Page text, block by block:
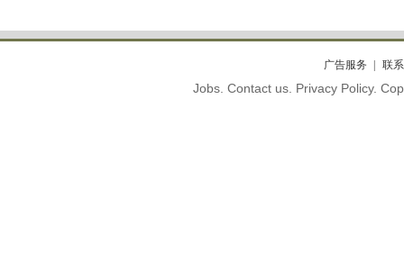
广告服务 联
Jobs. Contact us. Privacy Policy.